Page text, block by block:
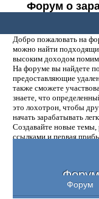
Форум о
Добро пожаловать на
можно найти
высоким доходом
На форуме вы найдете
предоставляющие
также сможете
знаете, что
это лохотрон, чтобы
начать зарабатывать
Создавайте новые темы,
ссылками и первая
Форум
Форум